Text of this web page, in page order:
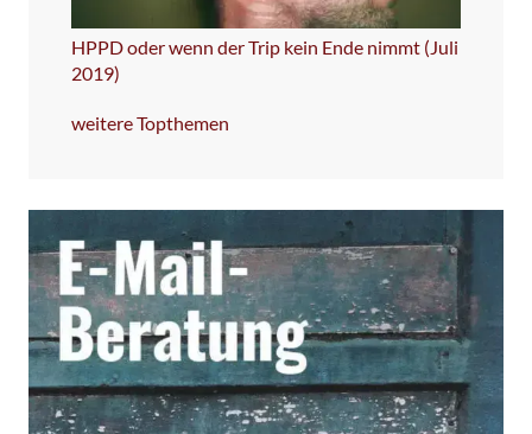
HPPD oder wenn der Trip kein Ende nimmt (Juli
2019)
weitere Topthemen